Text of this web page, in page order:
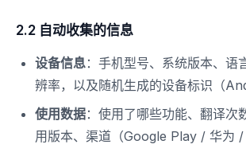
2.2 自动收集的信息
设备信息：手机型号、系统版本、语
辨率，以及随机生成的设备标识（
使用数据：使用了哪些功能、翻译次
用版本、渠道（Google Play / 华为 /